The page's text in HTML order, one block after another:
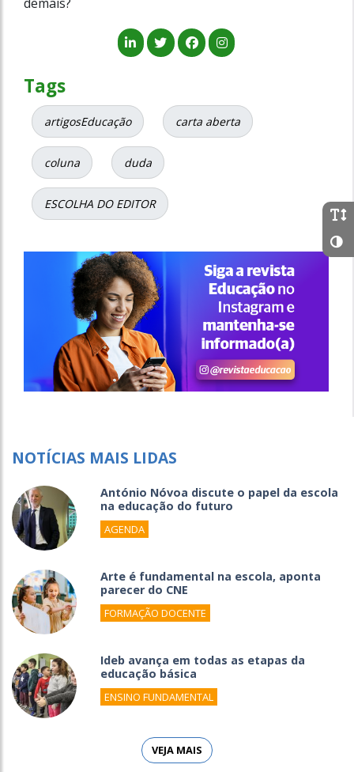
Tags
artigosEducação carta aberta
coluna duda
ESCOLHA DO EDITOR
NOTÍCIAS MAIS LIDAS
António Nóvoa discute o papel da escola
na educação do futuro
AGENDA
Arte é fundamental na escola, aponta
parecer do CNE
FORMAÇÃO DOCENTE
Ideb avança em todas as etapas da
educação básica
ENSINO FUNDAMENTAL
VEJA MAIS